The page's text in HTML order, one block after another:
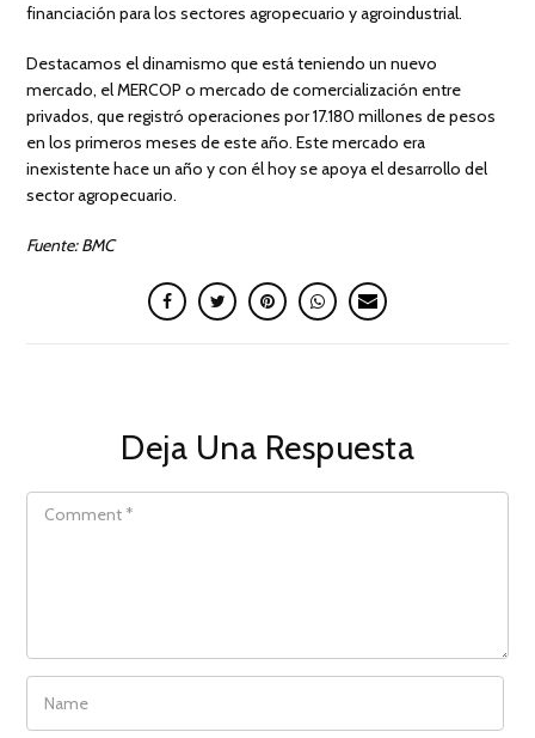
financiación para los sectores agropecuario y agroindustrial.
Destacamos el dinamismo que está teniendo un nuevo
mercado, el MERCOP o mercado de comercialización entre
privados, que registró operaciones por 17.180 millones de pesos
en los primeros meses de este año. Este mercado era
inexistente hace un año y con él hoy se apoya el desarrollo del
sector agropecuario.
Fuente: BMC
Deja Una Respuesta
COMMENT
NAME